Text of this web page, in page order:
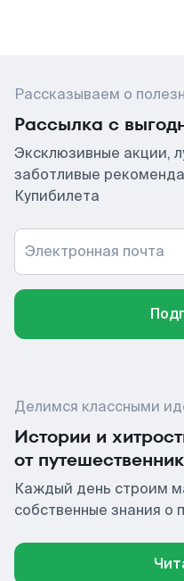
Рассказываем о
Рассылка с
Эксклюзивные акции,
заботливые
Купибилета
Электронная почта
Делимся классными
Истории и
от
Каждый день строим
собственные знания о